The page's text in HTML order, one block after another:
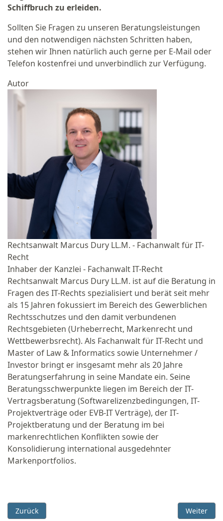
Schiffbruch zu erleiden.
Sollten Sie Fragen zu unseren Beratungsleistungen
und den notwendigen nächsten Schritten haben,
stehen wir Ihnen natürlich auch gerne per E-Mail oder
Telefon kostenfrei und unverbindlich zur Verfügung.
Autor
Rechtsanwalt Marcus Dury LL.M. - Fachanwalt für IT-
Recht
Inhaber der Kanzlei - Fachanwalt IT-Recht
Rechtsanwalt Marcus Dury LL.M. ist auf die Beratung in
Fragen des IT-Rechts spezialisiert und berät seit mehr
als 15 Jahren fokussiert im Bereich des Gewerblichen
Rechtsschutzes und den damit verbundenen
Rechtsgebieten (Urheberrecht, Markenrecht und
Wettbewerbsrecht). Als Fachanwalt für IT-Recht und
Master of Law & Informatics sowie Unternehmer /
Investor bringt er insgesamt mehr als 20 Jahre
Beratungserfahrung in seine Mandate ein. Seine
Beratungsschwerpunkte liegen im Bereich der IT-
Vertragsberatung (Softwarelizenzbedingungen, IT-
Projektverträge oder EVB-IT Verträge), der IT-
Projektberatung und der Beratung im bei
markenrechtlichen Konflikten sowie der
Konsolidierung international ausgedehnter
Markenportfolios.
Vorheriger Beitrag: Amazon Web Services (AWS) bietet neue
Zurück Nächster
Weiter